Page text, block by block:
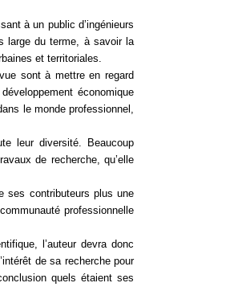
à un public d’ingénieurs
large du terme, à savoir la
et territoriales.
sont à mettre en regard
économique
le monde professionnel,
leur diversité. Beaucoup
de recherche, qu’elle
ses contributeurs plus une
professionnelle
l’auteur devra donc
de sa recherche pour
quels étaient ses